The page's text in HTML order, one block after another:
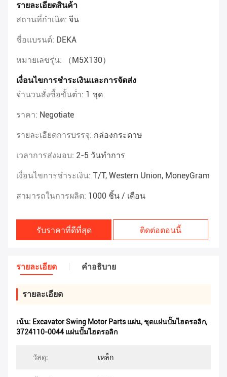
รายละเอียดสินค้า
สถานที่กำเนิด: จีน
ชื่อแบรนด์: DEKA
หมายเลขรุ่น: （M5X130）
เงื่อนไขการชำระเงินและการจัดส่ง
จำนวนสั่งซื้อขั้นต่ำ: 1 ชุด
ราคา: Negotiate
รายละเอียดการบรรจุ: กล่องกระดาษ
เวลาการส่งมอบ: 2-5 วันทำการ
เงื่อนไขการชำระเงิน: T/T, Western Union, MoneyGram
สามารถในการผลิต: 1000 ชิ้น / เดือน
รับราคาที่ดีที่สุด ติดต่อตอนนี้
รายละเอียด คําอธิบาย
รายละเอียด
เน้น: Excavator Swing Motor Parts แผ่น, ชุดแผ่นปั๊มไฮดรอลิก,
3724110-0044 แผ่นปั๊มไฮดรอลิก
วัสดุ: เหล็ก